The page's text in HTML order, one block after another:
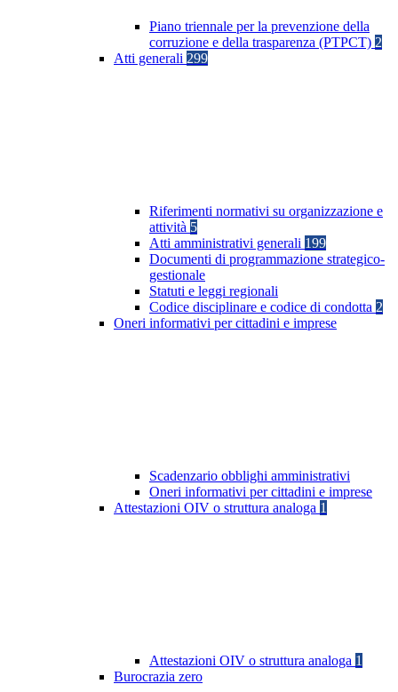
Piano triennale per la prevenzione della
corruzione e della trasparenza (PTPCT) 2
Atti generali 299
Riferimenti normativi su organizzazione e
attività 5
Atti amministrativi generali 199
Documenti di programmazione strategico-
gestionale
Statuti e leggi regionali
Codice disciplinare e codice di condotta 2
Oneri informativi per cittadini e imprese
Scadenzario obblighi amministrativi
Oneri informativi per cittadini e imprese
Attestazioni OIV o struttura analoga 1
Attestazioni OIV o struttura analoga 1
Burocrazia zero